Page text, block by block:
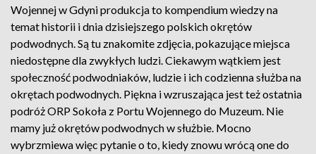
Wojennej w Gdyni produkcja to kompendium wiedzy na
temat historii i dnia dzisiejszego polskich okrętów
podwodnych. Są tu znakomite zdjęcia, pokazujące miejsca
niedostępne dla zwykłych ludzi. Ciekawym wątkiem jest
społeczność podwodniaków, ludzie i ich codzienna służba na
okrętach podwodnych. Piękna i wzruszająca jest też ostatnia
podróż ORP Sokoła z Portu Wojennego do Muzeum. Nie
mamy już okrętów podwodnych w służbie. Mocno
wybrzmiewa więc pytanie o to, kiedy znowu wrócą one do